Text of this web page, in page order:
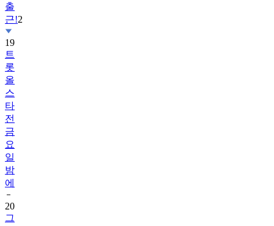
출
근!2
19
트
롯
올
스
타
전
금
요
일
밤
에
20
그